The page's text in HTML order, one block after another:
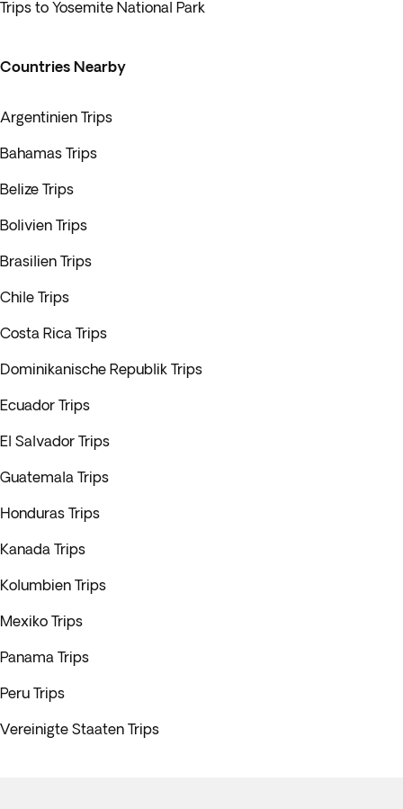
Trips to Yosemite National Park
Countries Nearby
Argentinien Trips
Bahamas Trips
Belize Trips
Bolivien Trips
Brasilien Trips
Chile Trips
Costa Rica Trips
Dominikanische Republik Trips
Ecuador Trips
El Salvador Trips
Guatemala Trips
Honduras Trips
Kanada Trips
Kolumbien Trips
Mexiko Trips
Panama Trips
Peru Trips
Vereinigte Staaten Trips